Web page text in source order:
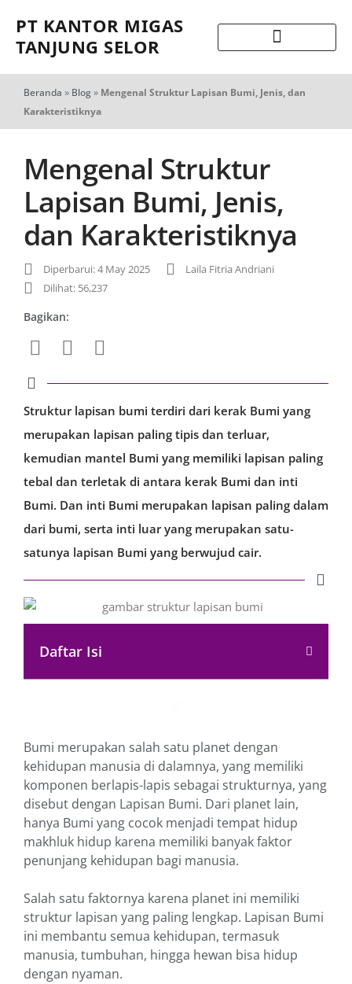
PT KANTOR MIGAS
TANJUNG SELOR
Beranda » Blog» Mengenal Struktur Lapisan Bumi, Jenis, dan
Karakteristiknya
Mengenal Struktur
Lapisan Bumi, Jenis,
dan Karakteristiknya
Diperbarui: 4 May 2025
Laila Fitria Andriani
Dilihat: 56,237
Bagikan:
Struktur lapisan bumi terdiri dari kerak Bumi yang
merupakan lapisan paling tipis dan terluar,
kemudian mantel Bumi yang memiliki lapisan paling
tebal dan terletak di antara kerak Bumi dan inti
Bumi. Dan inti Bumi merupakan lapisan paling dalam
dari bumi, serta inti luar yang merupakan satu-
satunya lapisan Bumi yang berwujud cair.
Daftar Isi
Bumi merupakan salah satu planet dengan
kehidupan manusia di dalamnya, yang memiliki
komponen berlapis-lapis sebagai strukturnya, yang
disebut dengan Lapisan Bumi. Dari planet lain,
hanya Bumi yang cocok menjadi tempat hidup
makhluk hidup karena memiliki banyak faktor
penunjang kehidupan bagi manusia.
Salah satu faktornya karena planet ini memiliki
struktur lapisan yang paling lengkap. Lapisan Bumi
ini membantu semua kehidupan, termasuk
manusia, tumbuhan, hingga hewan bisa hidup
dengan nyaman.